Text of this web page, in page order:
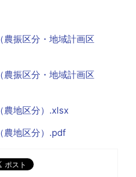
農振区分・地域計画区
農振区分・地域計画区
農地区分）.xlsx
農地区分）.pdf